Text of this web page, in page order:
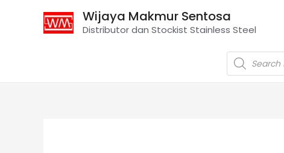
Wijaya Makmur Sentosa
Distributor dan Stockist Stainless Steel